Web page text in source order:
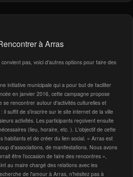
à Arras
pas, voici d'autres options pour faire des
initiative municipale qui a pour but de faciliter
en janvier 2016, cette campagne propose
se rencontrer autour d'activités culturelles et
il suffit de s'inscrire sur le site internet de la ville
activités. Les participants reçoivent ensuite
(lieu, horaire, etc. ). L'objectif de cette
habitants et de créer du lien social. « Arras est
d'associations, de manifestations. Nous avons
être l'occasion de faire des rencontres »,
au maire chargé des relations avec les
de l'amour à Arras, n'hésitez pas à